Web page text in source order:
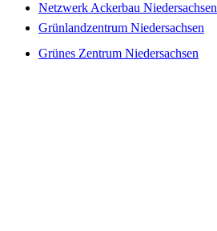
Netzwerk Ackerbau Niedersachsen
Grünlandzentrum Niedersachsen
Grünes Zentrum Niedersachsen